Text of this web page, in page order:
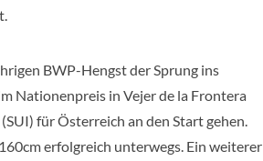
BWP-Hengst der Sprung ins
Nationenpreis in Vejer de la Frontera
für Österreich an den Start gehen.
erfolgreich unterwegs. Ein weiterer